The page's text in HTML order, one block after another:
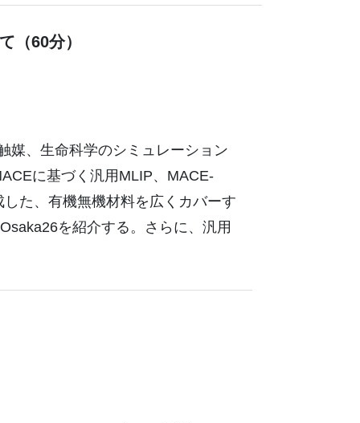
（60分）
媒、生命科学のシミュレーション
に基づく汎用MLIP、MACE-
た、有機無機材料を広くカバーす
を紹介する。さらに、汎用